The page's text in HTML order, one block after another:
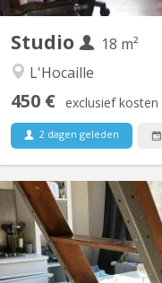
Studio
18 m²
L'Hocaille
450 € exclusief kosten
2 dagen geleden
flat duplex meublé.
coins à